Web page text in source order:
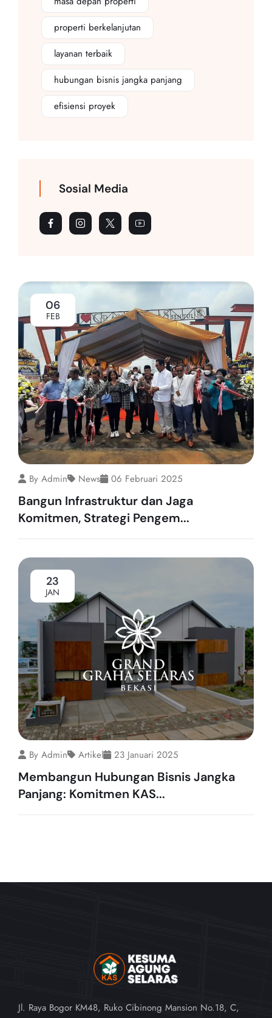
06
FEB
By Admin News 06 Februari 2025
Bangun Infrastruktur dan Jaga
Komitmen, Strategi Pengem...
23
JAN
By Admin Artikel 23 Januari 2025
Membangun Hubungan Bisnis Jangka
Panjang: Komitmen KAS...
properti berkelanjutan
layanan terbaik
hubungan bisnis jangka panjang
efisiensi proyek
Sosial Media
Jl. Raya Bogor KM48, Ruko Cibinong Mansion No.18, C,